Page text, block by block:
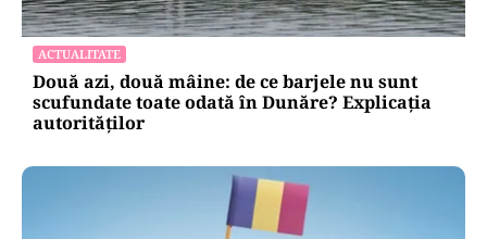
ACTUALITATE
Două azi, două mâine: de ce barjele nu sunt
scufundate toate odată în Dunăre? Explicația
autorităților